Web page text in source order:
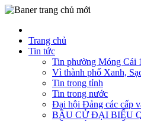
Trang chủ
Tin tức
Tin phường Móng Cái 1
Vì thành phố Xanh,
Tin trong tỉnh
Tin trong nước
Đại hội Đảng các cấp
BẦU CỬ ĐẠI BIỂU